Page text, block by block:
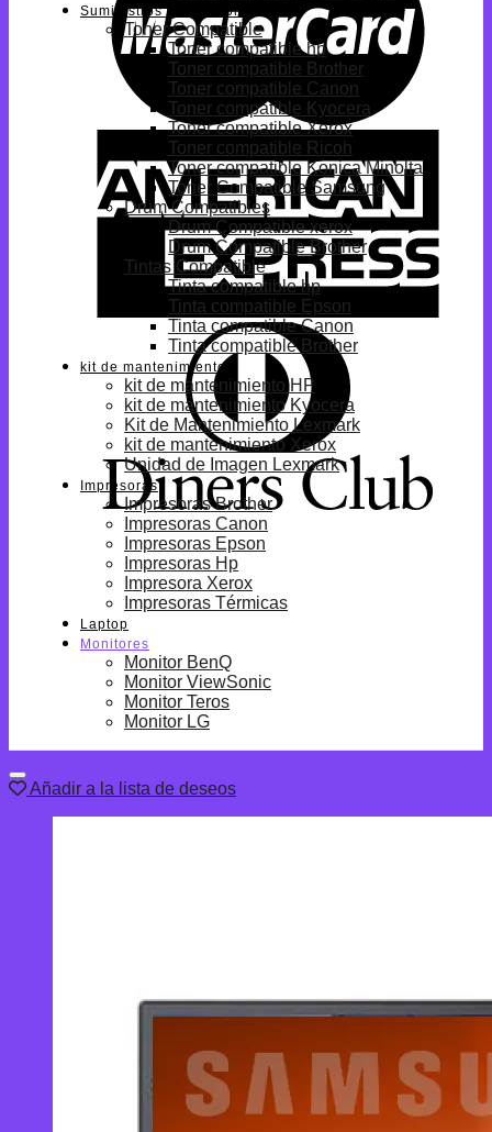
Suministros Compatibles
Toner Compatible
Toner compatible hp
Toner compatible Brother
Toner compatible Canon
Toner compatible Kyocera
Toner compatible Xerox
Toner compatible Ricoh
Toner compatible Konica Minolta
Toner Compatible Samsung
Drum Compatibles
Drum Compatible xerox
Drum Compatible Brother
Tintas Compatible
Tinta compatible hp
Tinta compatible Epson
Tinta compatible Canon
Tinta compatible Brother
kit de mantenimiento
kit de mantenimiento HP
kit de mantenimiento Kyocera
Kit de Mantenimiento Lexmark
kit de mantenimiento Xerox
Unidad de Imagen Lexmark
Impresoras
Impresoras Brother
Impresoras Canon
Impresoras Epson
Impresoras Hp
Impresora Xerox
Impresoras Térmicas
Laptop
Monitores
Monitor BenQ
Monitor ViewSonic
Monitor Teros
Monitor LG
Añadir a la lista de deseos